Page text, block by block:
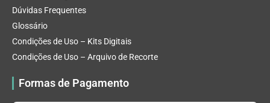
Dúvidas Frequentes
Glossário
Condições de Uso – Kits Digitais
Condições de Uso – Arquivo de Recorte
Formas de Pagamento